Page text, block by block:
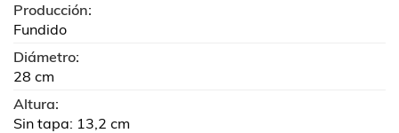
Producción:
Fundido
Diámetro:
28 cm
Altura:
Sin tapa: 13,2 cm